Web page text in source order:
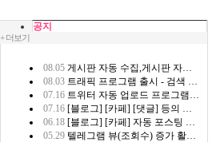
공지
+ 더보기
08.05 게시판 자동 수집,게시판 자동 등록 프로그램 패치 안내 2026.08.05
08.03 트래픽 프로그램 출시 - 검색 트래픽 활성화 프로그램 안내 26.08.03
07.16 트위터 자동 업로드 프로그램 패치 및 업데이트 안내!! 26.07.16
07.16 [블로그] [카페] [댓글] 등의 프로그램 로그인 부분 패치 완료 2026.07.16
06.18 [블로그] [카페] 자동 포스팅 프로그램 패치 안내 2026.06.18
05.29 텔레그램 뷰(조회수) 증가 활성화 프로그램 출시 안내 2026.05.29